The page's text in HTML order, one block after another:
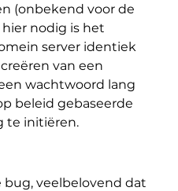
(onbekend voor de
nodig is het
server identiek
van een
wachtwoord lang
beleid gebaseerde
te initiëren.
bug, veelbelovend dat